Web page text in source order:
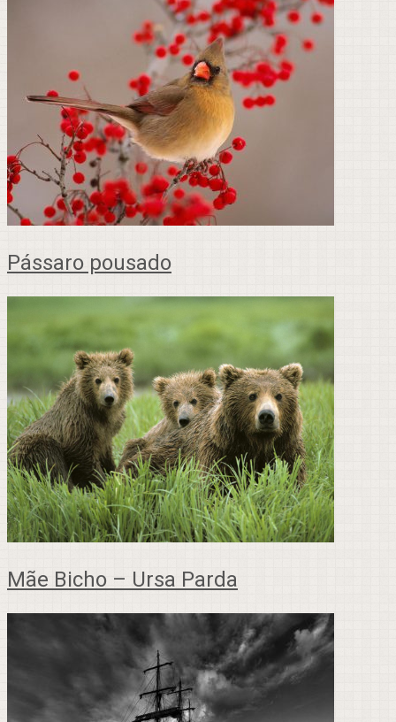
Pássaro pousado
Mãe Bicho – Ursa Parda